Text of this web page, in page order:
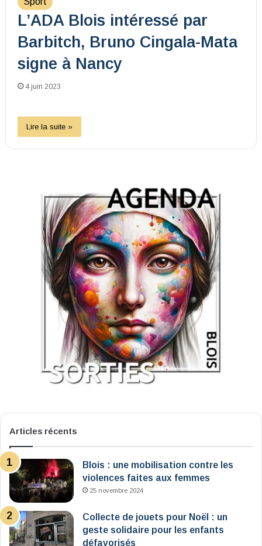
L’ADA Blois intéressé par
Barbitch, Bruno Cingala-Mata
signe à Nancy
4 juin 2023
Lire la suite »
Articles récents
Blois : une mobilisation contre les
violences faites aux femmes
25 novembre 2024
Collecte de jouets pour Noël : un
geste solidaire pour les enfants
défavorisés